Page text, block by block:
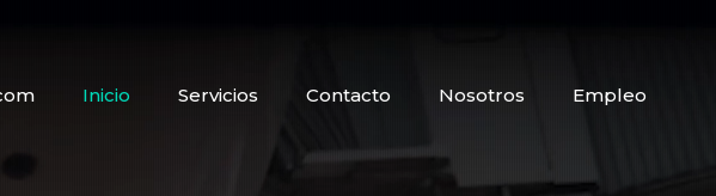
Inicio Servicios Contacto Nosotros Empleo